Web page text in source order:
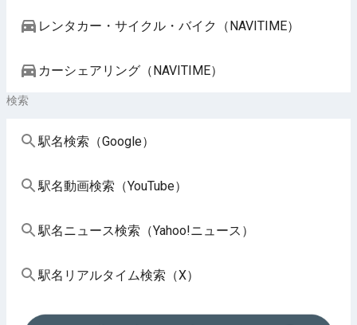
レンタカー・サイクル・バイク（NAVITIME）
カーシェアリング（NAVITIME）
検索
駅名検索（Google）
駅名動画検索（YouTube）
駅名ニュース検索（Yahoo!ニュース）
駅名リアルタイム検索（X）